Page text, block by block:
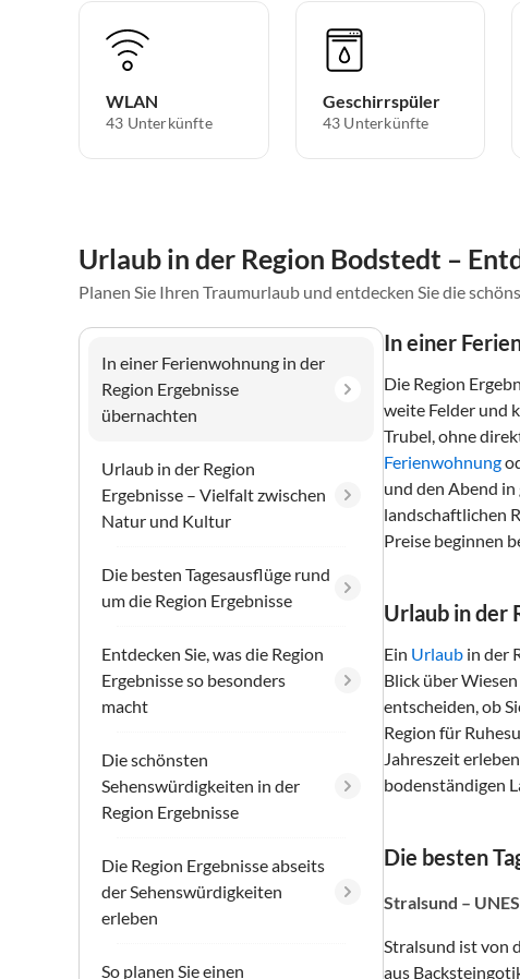
WLAN
43 Unterkünfte
Geschirrspüler
43 Unterkünfte
Urlaub in der Region Bodstedt –
Planen Sie Ihren Traumurlaub und entdecken Sie die
In einer Ferienwohnung in der
Region Ergebnisse
übernachten
Urlaub in der Region
Ergebnisse – Vielfalt zwischen
Natur und Kultur
Die besten Tagesausflüge rund
um die Region Ergebnisse
Entdecken Sie, was die Region
Ergebnisse so besonders
macht
Die schönsten
Sehenswürdigkeiten in der
Region Ergebnisse
Die Region Ergebnisse abseits
der Sehenswürdigkeiten
erleben
So planen Sie einen
In einer
Die Region
weite Felder und
Trubel, ohne
Ferienwohnung
und den Abend
landschaftlichen
Preise beginnen
Urlaub in der
Ein Urlaub in der
Blick über
entscheiden, ob
Region für
Jahreszeit
bodenständigen
Die besten
Stralsund –
Stralsund ist von
aus